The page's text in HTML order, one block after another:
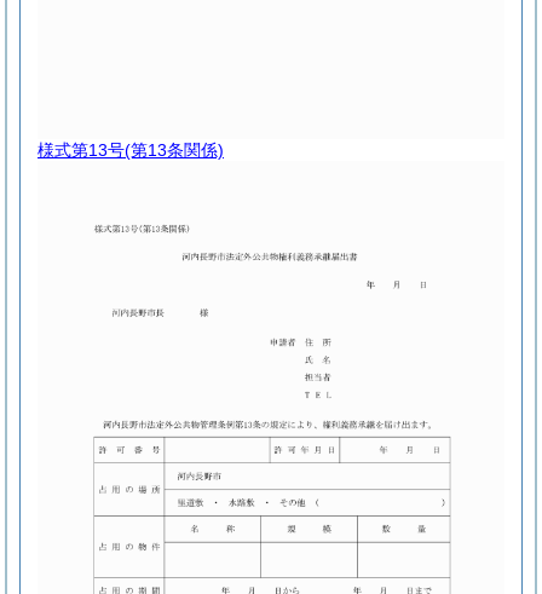
様式第13号(第13条関係)